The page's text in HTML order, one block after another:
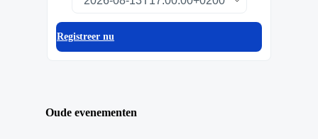
Registreer nu
Oude evenementen